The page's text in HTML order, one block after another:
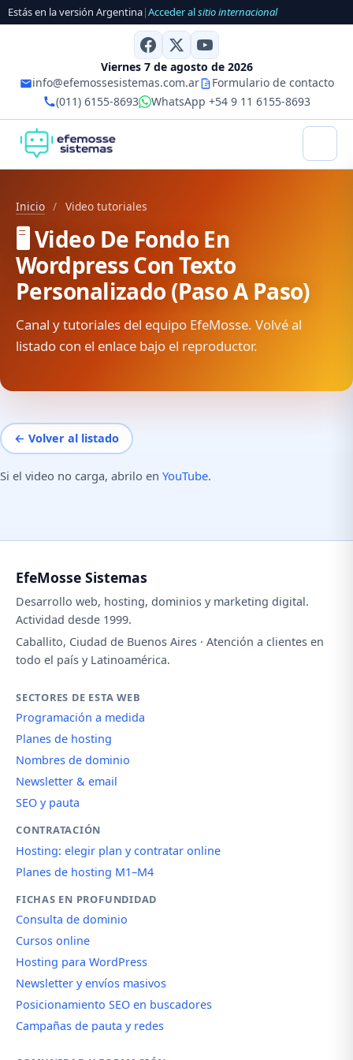
Estás en la versión Argentina|Acceder alsitio internacional
Viernes 7 de agosto de 2026
info@efemossesistemas.com.ar
Formulario de contacto
(011) 6155-8693
WhatsApp +54 9 11 6155-8693
Inicio / Video tutoriales
🖥️ Video De Fondo En
Wordpress Con Texto
Personalizado (Paso A Paso)
Canal y tutoriales del equipo EfeMosse. Volvé al
listado con el enlace bajo el reproductor.
← Volver al listado
Si el video no carga, abrilo en YouTube.
EfeMosse Sistemas
Desarrollo web, hosting, dominios y marketing digital.
Actividad desde 1999.
Caballito, Ciudad de Buenos Aires · Atención a clientes en
todo el país y Latinoamérica.
SECTORES DE ESTA WEB
Programación a medida
Planes de hosting
Nombres de dominio
Newsletter & email
SEO y pauta
CONTRATACIÓN
Hosting: elegir plan y contratar online
Planes de hosting M1–M4
FICHAS EN PROFUNDIDAD
Consulta de dominio
Cursos online
Hosting para WordPress
Newsletter y envíos masivos
Posicionamiento SEO en buscadores
Campañas de pauta y redes